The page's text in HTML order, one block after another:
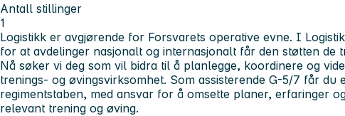
Antall stillinger
1
Logistikk er avgjørende for Forsvarets operative evne. I
for at avdelinger nasjonalt og internasjonalt får den støtten de
Nå søker vi deg som vil bidra til å planlegge, koordinere og
trenings- og øvingsvirksomhet. Som assisterende G-5/7 får du
regimentstaben, med ansvar for å omsette planer, erfaringer
relevant trening og øving.